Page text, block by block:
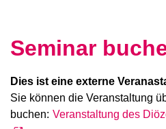
Seminar
Dies ist eine externe
Sie können die Veranstaltung
buchen: Veranstaltung des